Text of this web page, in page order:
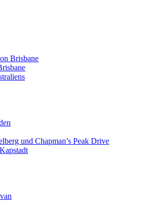
Brisbane
und Chapman’s Peak Drive